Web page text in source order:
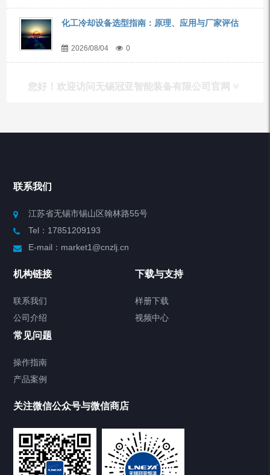
化工冷却设备选型指南：原理、应用与厂家评估
2026/08/04 0
您好！欢迎访问无锡冠亚智能装备有限公司官网
制冷加热动态控温系统
Chiller直冷控温机组
Heating Circulator加热循环器
Freezer低温箱
联系我们
江苏省无锡市锡山区翰林路55号
Tel：17851209193
E-mail：market1@cnzlj.cn
机构链接
联系我们
公司介绍
下载与支持
样册下载
视频中心
常见问题
操作指南
产品案例
关注微信公众号与微信商店